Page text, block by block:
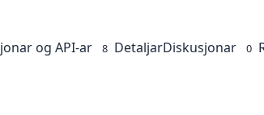
og API-ar 8 DetaljarDiskusjonar 0